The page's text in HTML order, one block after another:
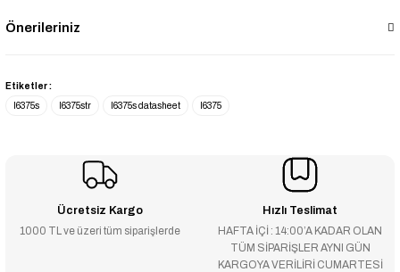
Önerileriniz
Etiketler :
l6375s
l6375str l6375s datasheet l6375
Ücretsiz Kargo
1000 TL ve üzeri tüm siparişlerde
Hızlı Teslimat
HAFTA İÇİ : 14:00’A KADAR OLAN
TÜM SİPARİŞLER AYNI GÜN
KARGOYA VERİLİRİ CUMARTESİ